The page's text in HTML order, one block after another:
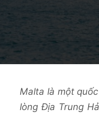
Malta là một
lòng Địa Trung